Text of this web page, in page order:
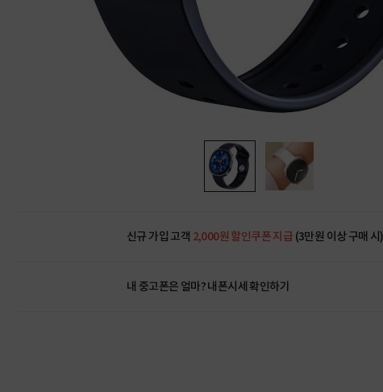
신규 가입 고객 2,000원 할인쿠폰 지급 (3만원 이상 구매 시)
내 중고폰은 얼마?내폰시세 확인하기